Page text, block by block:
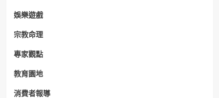
娛樂遊戲
宗教命理
專家觀點
教育園地
消費者報導